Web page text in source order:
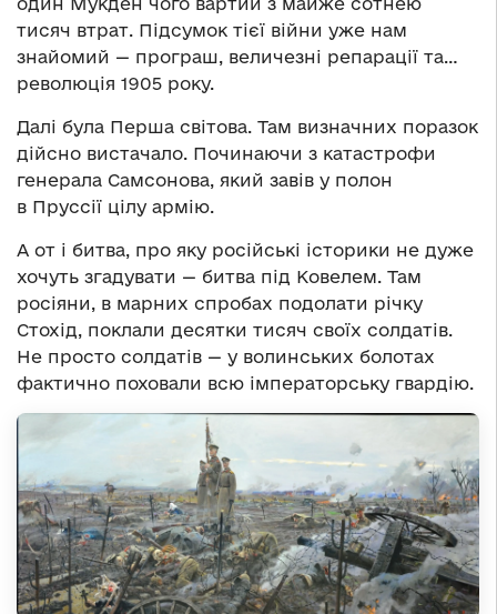
тисяч втрат. Підсумок тієї війни уже нам
знайомий — програш, величезні репарації та…
революція 1905 року.
Далі була Перша світова. Там визначних поразок
дійсно вистачало. Починаючи з катастрофи
генерала Самсонова, який завів у полон
в Пруссії цілу армію.
А от і битва, про яку російські історики не дуже
хочуть згадувати — битва під Ковелем. Там
росіяни, в марних спробах подолати річку
Стохід, поклали десятки тисяч своїх солдатів.
Не просто солдатів — у волинських болотах
фактично поховали всю імператорську гвардію.